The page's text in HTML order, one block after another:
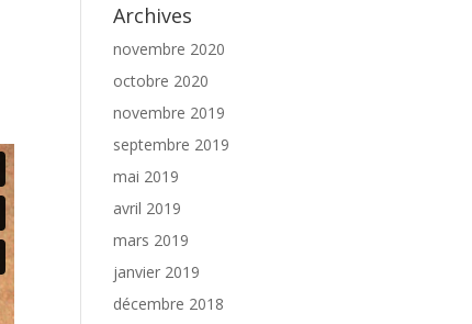
Archives
novembre 2020
octobre 2020
novembre 2019
septembre 2019
mai 2019
avril 2019
mars 2019
janvier 2019
décembre 2018